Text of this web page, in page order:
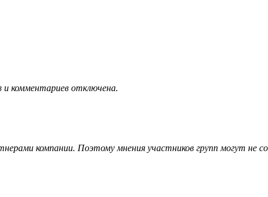
и комментариев отключена.
компании. Поэтому мнения участников групп могут не